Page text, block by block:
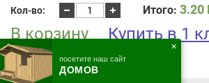
Итого: 3.20
Кол-во:
Количество
товара
Брусок
1-
сорт
30x30x2000
В корзину Купить в 1
посетите наш сайт
ДОМОВ
✕